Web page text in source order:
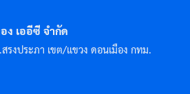
ง เออีซี จำกัด
รงประภา เขต/แขวง ดอนเมือง กทม.